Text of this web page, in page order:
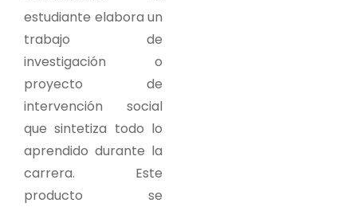
estudiante elabora un
trabajo de
investigación o
proyecto de
intervención social
que sintetiza todo lo
aprendido durante la
carrera. Este
producto se